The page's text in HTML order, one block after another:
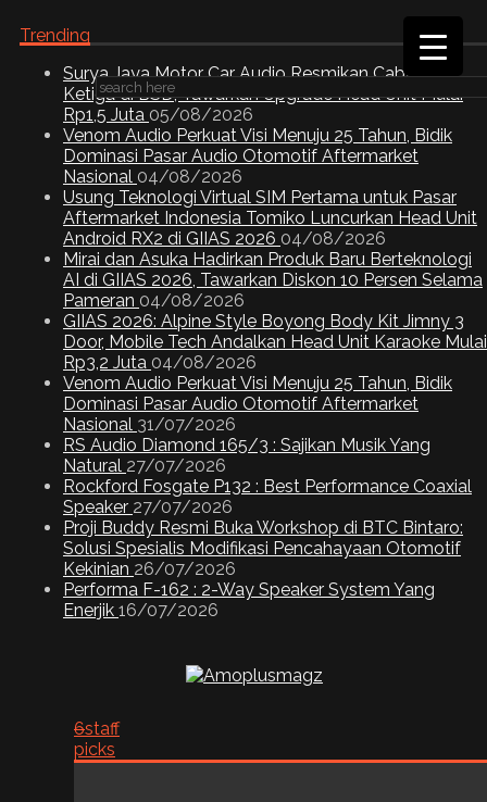
Trending
Surya Jaya Motor Car Audio Resmikan Cabang
Ketiga di BSD, Tawarkan Upgrade Head Unit Mulai
Rp1,5 Juta 05/08/2026
Venom Audio Perkuat Visi Menuju 25 Tahun, Bidik
Dominasi Pasar Audio Otomotif Aftermarket
Nasional 04/08/2026
Usung Teknologi Virtual SIM Pertama untuk Pasar
Aftermarket Indonesia Tomiko Luncurkan Head Unit
Android RX2 di GIIAS 2026 04/08/2026
Mirai dan Asuka Hadirkan Produk Baru Berteknologi
AI di GIIAS 2026, Tawarkan Diskon 10 Persen Selama
Pameran 04/08/2026
GIIAS 2026: Alpine Style Boyong Body Kit Jimny 3
Door, Mobile Tech Andalkan Head Unit Karaoke Mulai
Rp3,2 Juta 04/08/2026
Venom Audio Perkuat Visi Menuju 25 Tahun, Bidik
Dominasi Pasar Audio Otomotif Aftermarket
Nasional 31/07/2026
RS Audio Diamond 165/3 : Sajikan Musik Yang
Natural 27/07/2026
Rockford Fosgate P132 : Best Performance Coaxial
Speaker 27/07/2026
Proji Buddy Resmi Buka Workshop di BTC Bintaro:
Solusi Spesialis Modifikasi Pencahayaan Otomotif
Kekinian 26/07/2026
Performa F-162 : 2-Way Speaker System Yang
Enerjik 16/07/2026
6staff
picks